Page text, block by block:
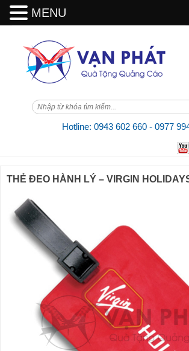
content
Hotline: 0943 602 660 - 0977
THẺ ĐEO HÀNH LÝ – VIRGIN
MENU